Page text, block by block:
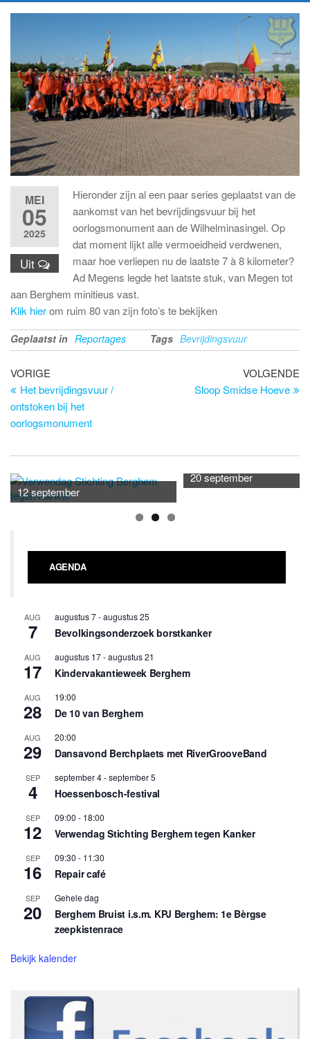
MEI
05
2025
Uit
Hieronder zijn al een paar series geplaatst van de
aankomst van het bevrijdingsvuur bij het
oorlogsmonument aan de Wilhelminasingel. Op
dat moment lijkt alle vermoeidheid verdwenen,
maar hoe verliepen nu de laatste 7 à 8 kilometer?
Ad Megens legde het laatste stuk, van Megen tot
aan Berghem minitieus vast.
Klik hierom ruim 80 van zijn foto’s te bekijken
Geplaatst in Reportages Tags Bevrijdingsvuur
Bericht
navigatie
Vorig
bericht
VORIGE
Het bevrijdingsvuur /
ontstoken bij het
oorlogsmonument
VOLGENDE
Sloop Smidse Hoeve
12 september
20 september
AGENDA
AUG
7
augustus 7-augustus 25
Bevolkingsonderzoek borstkanker
AUG
17
augustus 17-augustus 21
Kindervakantieweek Berghem
AUG
28
19:00
De 10 van Berghem
AUG
29
20:00
Dansavond Berchplaets met RiverGrooveBand
SEP
4
september 4-september 5
Hoessenbosch-festival
SEP
12
09:00 - 18:00
Verwendag Stichting Berghem tegen Kanker
SEP
16
09:30 - 11:30
Repair café
SEP
20
Gehele dag
Berghem Bruist i.s.m. KPJ Berghem: 1e Bèrgse
zeepkistenrace
Bekijk kalender